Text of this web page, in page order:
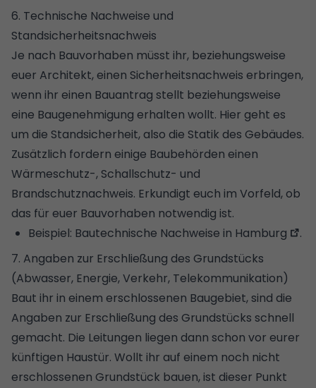
6. Technische Nachweise und
Standsicherheitsnachweis
Je nach Bauvorhaben müsst ihr, beziehungsweise
euer Architekt, einen Sicherheitsnachweis erbringen,
wenn ihr einen Bauantrag stellt beziehungsweise
eine Baugenehmigung erhalten wollt. Hier geht es
um die Standsicherheit, also die Statik des Gebäudes.
Zusätzlich fordern einige Baubehörden einen
Wärmeschutz-, Schallschutz- und
Brandschutznachweis. Erkundigt euch im Vorfeld, ob
das für euer Bauvorhaben notwendig ist.
Beispiel: Bautechnische Nachweise in Hamburg
.
7. Angaben zur Erschließung des Grundstücks
(Abwasser, Energie, Verkehr, Telekommunikation)
Baut ihr in einem erschlossenen Baugebiet, sind die
Angaben zur Erschließung des Grundstücks schnell
gemacht. Die Leitungen liegen dann schon vor eurer
künftigen Haustür. Wollt ihr auf einem noch nicht
erschlossenen Grundstück bauen, ist dieser Punkt